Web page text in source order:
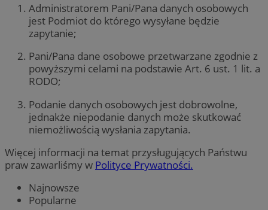
Administratorem Pani/Pana danych osobowych
jest Podmiot do którego wysyłane będzie
zapytanie;
Pani/Pana dane osobowe przetwarzane zgodnie z
powyższymi celami na podstawie Art. 6 ust. 1 lit. a
RODO;
Podanie danych osobowych jest dobrowolne,
jednakże niepodanie danych może skutkować
niemożliwością wysłania zapytania.
Więcej informacji na temat przysługujących Państwu
praw zawarliśmy w Polityce Prywatności.
Najnowsze
Popularne